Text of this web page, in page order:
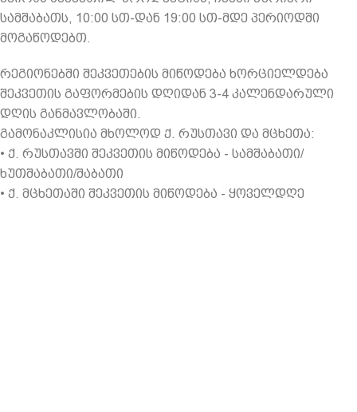
სამშაბათს, 10:00 სთ-დან 19:00 სთ-მდე პერიოდში
მოგაწოდებთ.
რეგიონებში შეკვეთების მიწოდება ხორციელდება
შეკვეთის გაფორმების დღიდან 3-4 კალენდარული
დღის განმავლობაში.
გამონაკლისია მხოლოდ ქ. რუსთავი და მცხეთა:
•⁠ ⁠ქ. რუსთავში შეკვეთის მიწოდება - სამშაბათი/
ხუთშაბათი/შაბათი
•⁠ ⁠ქ. მცხეთაში შეკვეთის მიწოდება - ყოველდღე